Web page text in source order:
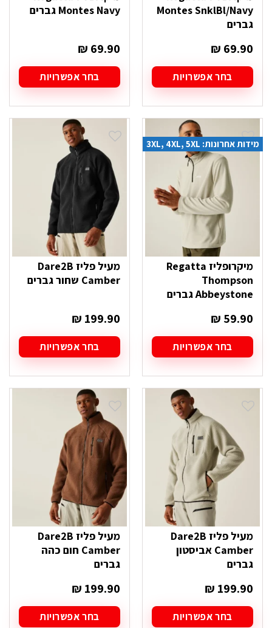
Montes SnklBl/Navy
גברים
₪ 69.90
בחר אפשרויות
זה
יש
סוגים.
ניתן
האפשרויות
המוצר
Montes Navy גברים
₪ 69.90
בחר אפשרויות
זה
יש
סוגים.
לבחור
את
האפשרויות
בעמוד
המוצר
מידות אחרונות: 3XL, 4XL, 5XL
מיקרופליז Regatta
Thompson
Abbeystone גברים
₪ 59.90
בחר אפשרויות
זה
יש
סוגים.
לבחור
האפשרויות
בעמוד
המוצר
מעיל פליז Dare2B
Camber שחור גברים
₪ 199.90
בחר אפשרויות
זה
יש
מספר
סוגים.
ניתן
לבחור
את
האפשרויות
בעמוד
המוצר
מעיל פליז Dare2B
Camber אביסטון
גברים
₪ 199.90
בחר אפשרויות
מעיל פליז Dare2B
Camber חום כהה
גברים
₪ 199.90
בחר אפשרויות